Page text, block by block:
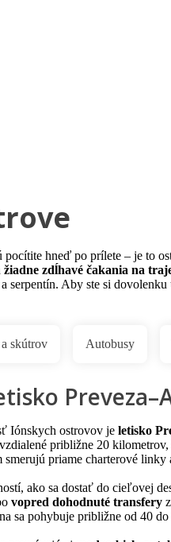
hneď po prílete – je to
žiadne zdĺhavé čakania na
serpentín. Aby ste si
skútrov Autobusy
Iónskych ostrovov je letisko
približne 20
priame charterové linky
ako sa dostať do cieľovej
vopred dohodnuté transfery
sa pohybuje približne od 40